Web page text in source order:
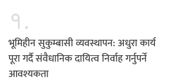
१.
भूमिहीन सुकुम्बासी व्यवस्थापन: अधुरा कार्य
पूरा गर्दै संवैधानिक दायित्व निर्वाह गर्नुपर्ने
आवश्यकता